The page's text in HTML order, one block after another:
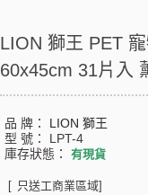
LION 獅王 PET
60x45cm 31片入
品 牌： LION 獅王
型 號： LPT-4
庫存狀態： 有現貨
[ 只送工商業區域]